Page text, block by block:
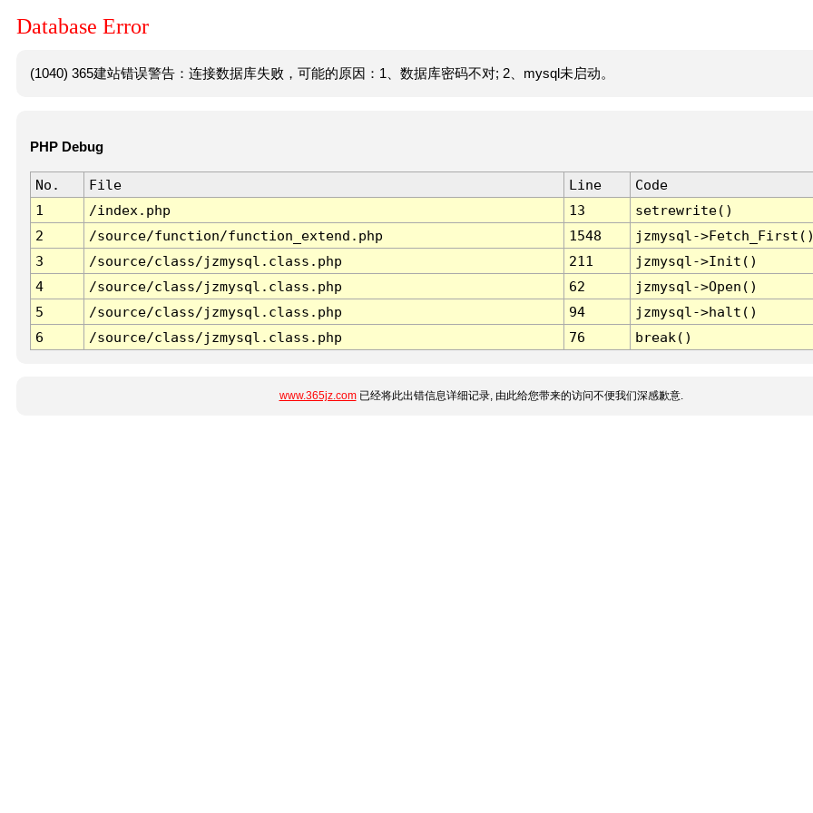
Database Error
(1040) 365建站错误警告：连接数据库失败，可能的原因：1、数据库密码不对; 2、mysql未启动。
PHP Debug
No. File Line
Code
1
/index.php 13
setrewrite()
2
/source/function/function_extend.php 1548
jzmysql-
3
/source/class/jzmysql.class.php 211
jzmysql->Init()
4
/source/class/jzmysql.class.php 62
jzmysql->Open()
5
/source/class/jzmysql.class.php 94
jzmysql->halt()
6
/source/class/jzmysql.class.php 76 break()
www.365jz.com已经将此出错信息详细记录, 由此给您带来的访问不便我们深感歉意.